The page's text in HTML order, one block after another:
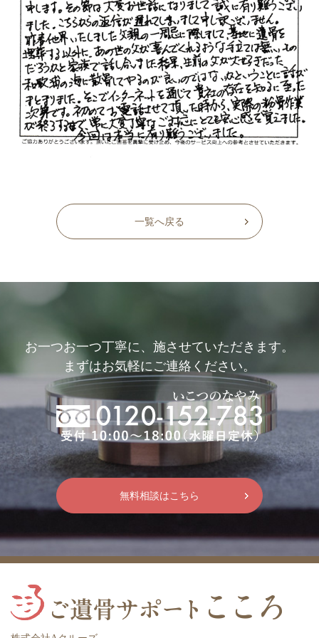
一覧へ戻る
お一つお一つ丁寧に、施させていただきます。
まずはお気軽にご連絡ください。
無料相談はこちら